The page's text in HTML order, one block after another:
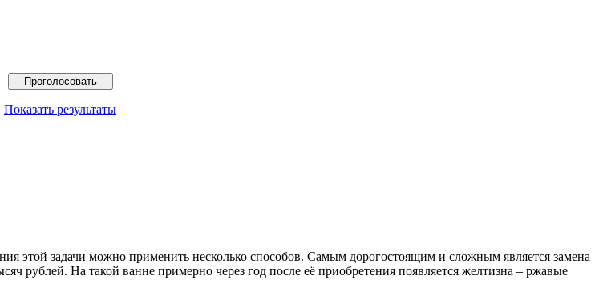
Показать результаты
этой задачи можно применить несколько способов. Самым дорогостоящим и сложным является замена
рублей. На такой ванне примерно через год после её приобретения появляется желтизна – ржавые